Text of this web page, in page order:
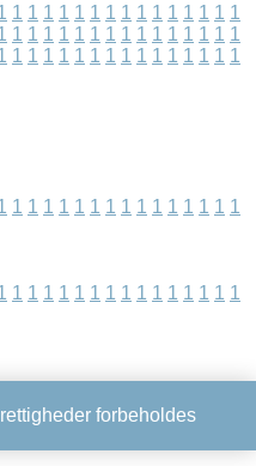
1 1 1 1 1 1 1 1 1 1 1 1 1 1 1
1 1 1 1 1 1 1 1 1 1 1 1 1 1 1
1 1 1 1 1 1 1 1 1 1 1 1 1 1 1
1 1 1 1 1 1 1 1 1 1 1 1 1 1 1
1 1 1 1 1 1 1 1 1 1 1 1 1 1 1
forbeholdes